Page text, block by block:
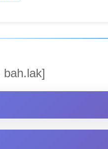
bah.lak]